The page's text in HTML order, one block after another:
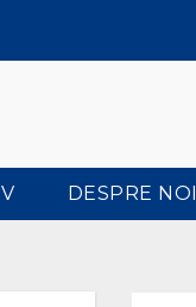
DESPRE NOI